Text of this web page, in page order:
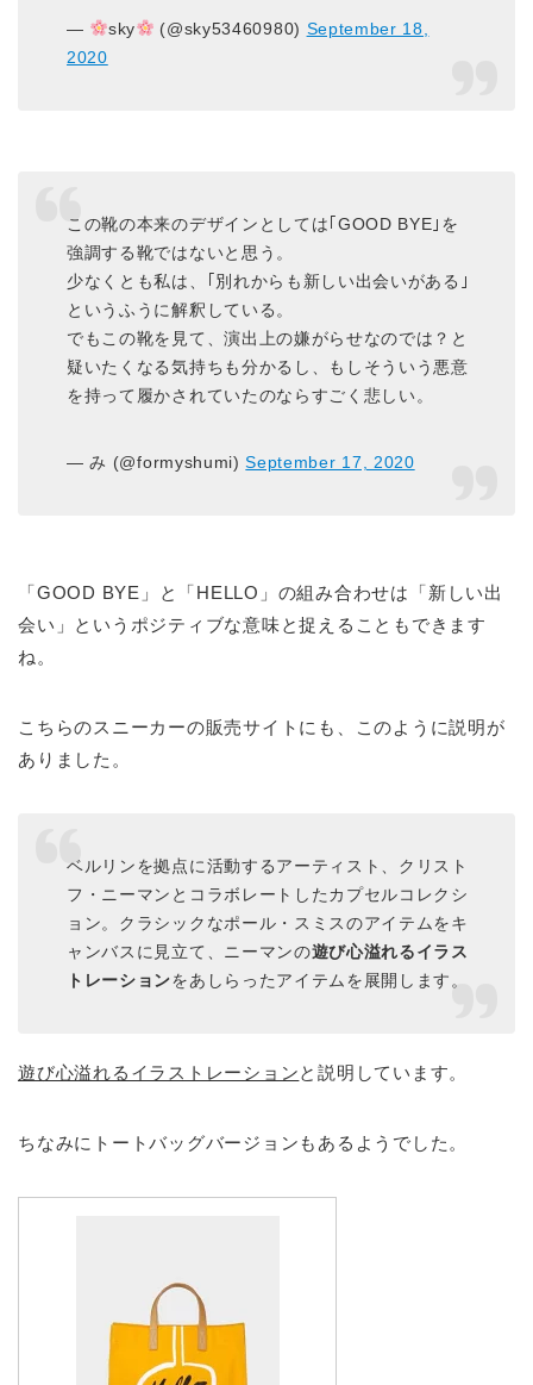
— sky (@sky53460980) September 18,
2020
この靴の本来のデザインとしては｢GOOD BYE｣を
強調する靴ではないと思う。
少なくとも私は、｢別れからも新しい出会いがある｣
というふうに解釈している。
でもこの靴を見て、演出上の嫌がらせなのでは？と
疑いたくなる気持ちも分かるし、もしそういう悪意
を持って履かされていたのならすごく悲しい。
— み (@formyshumi)September 17, 2020
「GOOD BYE」と「HELLO」の組み合わせは「新しい出
会い」というポジティブな意味と捉えることもできます
ね。
こちらのスニーカーの販売サイトにも、このように説明が
ありました。
ベルリンを拠点に活動するアーティスト、クリスト
フ・ニーマンとコラボレートしたカプセルコレクシ
ョン。クラシックなポール・スミスのアイテムをキ
ャンバスに見立て、ニーマンの遊び心溢れるイラス
トレーションをあしらったアイテムを展開します。
遊び心溢れるイラストレーションと説明しています。
ちなみにトートバッグバージョンもあるようでした。